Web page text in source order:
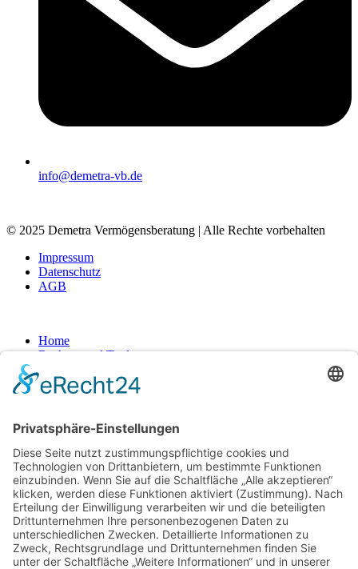
info@demetra-vb.de
© 2025 Demetra Vermögensberatung | Alle Rechte vorbehalten
Impressum
Datenschutz
AGB
Home
Rechner und Tools
Home
Kontakt
Dienstleistungen
Alles aus einer Hand
Haus oder Wohnung kaufen
Immobilien für Kapitalanlage
Baufinanzierung
Versicherung
Privatkredit